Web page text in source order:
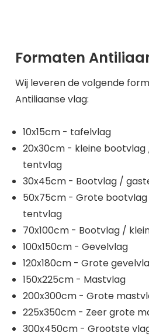
Formaten
Wij leveren de volgende
Antiliaanse vlag:
10x15cm - tafelvlag
20x30cm - kleine
tentvlag
30x45cm - Bootvlag /
50x75cm - Grote
tentvlag
70x100cm - Bootvlag /
100x150cm - Gevelvlag
120x180cm - Grote
150x225cm - Mastvlag
200x300cm - Grote
225x350cm - Zeer grote
300x450cm - Grootste